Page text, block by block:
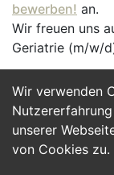
Wir verwenden
unserer
von Cookies zu.
bewerben! an.
Wir freuen uns
Geriatrie (m/w/